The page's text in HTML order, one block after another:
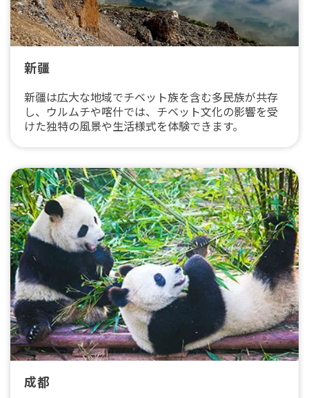
新疆
新疆は広大な地域でチベット族を含む多民族が共存
し、ウルムチや喀什では、チベット文化の影響を受
けた独特の風景や生活様式を体験できます。
成都